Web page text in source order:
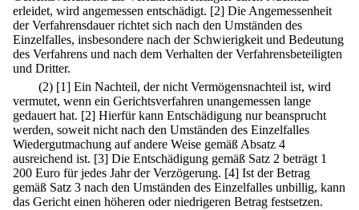
erleidet, wird angemessen entschädigt. [2] Die Angemessenheit
der Verfahrensdauer richtet sich nach den Umständen des
Einzelfalles, insbesondere nach der Schwierigkeit und Bedeutung
des Verfahrens und nach dem Verhalten der Verfahrensbeteiligten
und Dritter.
(2) [1] Ein Nachteil, der nicht Vermögensnachteil ist, wird
vermutet, wenn ein Gerichtsverfahren unangemessen lange
gedauert hat. [2] Hierfür kann Entschädigung nur beansprucht
werden, soweit nicht nach den Umständen des Einzelfalles
Wiedergutmachung auf andere Weise gemäß Absatz 4
ausreichend ist. [3] Die Entschädigung gemäß Satz 2 beträgt 1
200 Euro für jedes Jahr der Verzögerung. [4] Ist der Betrag
gemäß Satz 3 nach den Umständen des Einzelfalles unbillig, kann
das Gericht einen höheren oder niedrigeren Betrag festsetzen.